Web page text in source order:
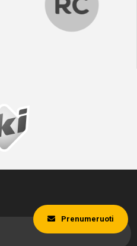
Prenumeruoti